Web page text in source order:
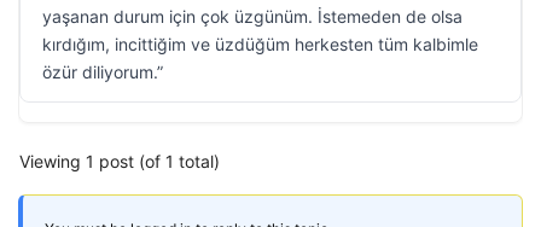
yaşanan durum için çok üzgünüm. İstemeden de olsa
kırdığım, incittiğim ve üzdüğüm herkesten tüm kalbimle
özür diliyorum.”
Viewing 1 post (of 1 total)